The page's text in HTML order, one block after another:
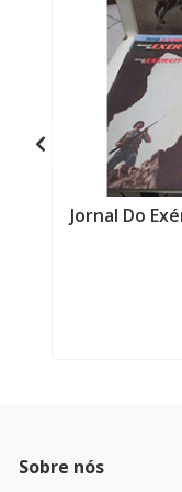
Jornal Do
Sobre nós